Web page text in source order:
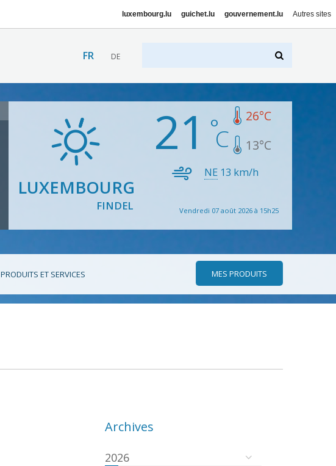
luxembourg.lu guichet.lu gouvernement.lu Autres sites
FR DE
LUXEMBOURG
FINDEL
21 26°C
13°C
NE 13 km/h
Vendredi 07 août 2026 à 15h25
PRODUITS ET SERVICES MES PRODUITS
Archives
2026